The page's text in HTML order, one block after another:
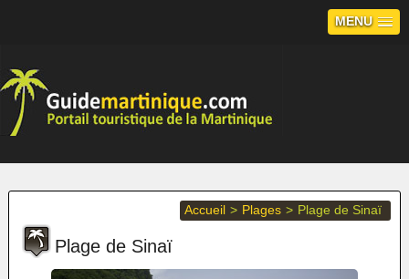
MENU
Plage de Sinaï
Accueil > Plages > Plage de Sinaï